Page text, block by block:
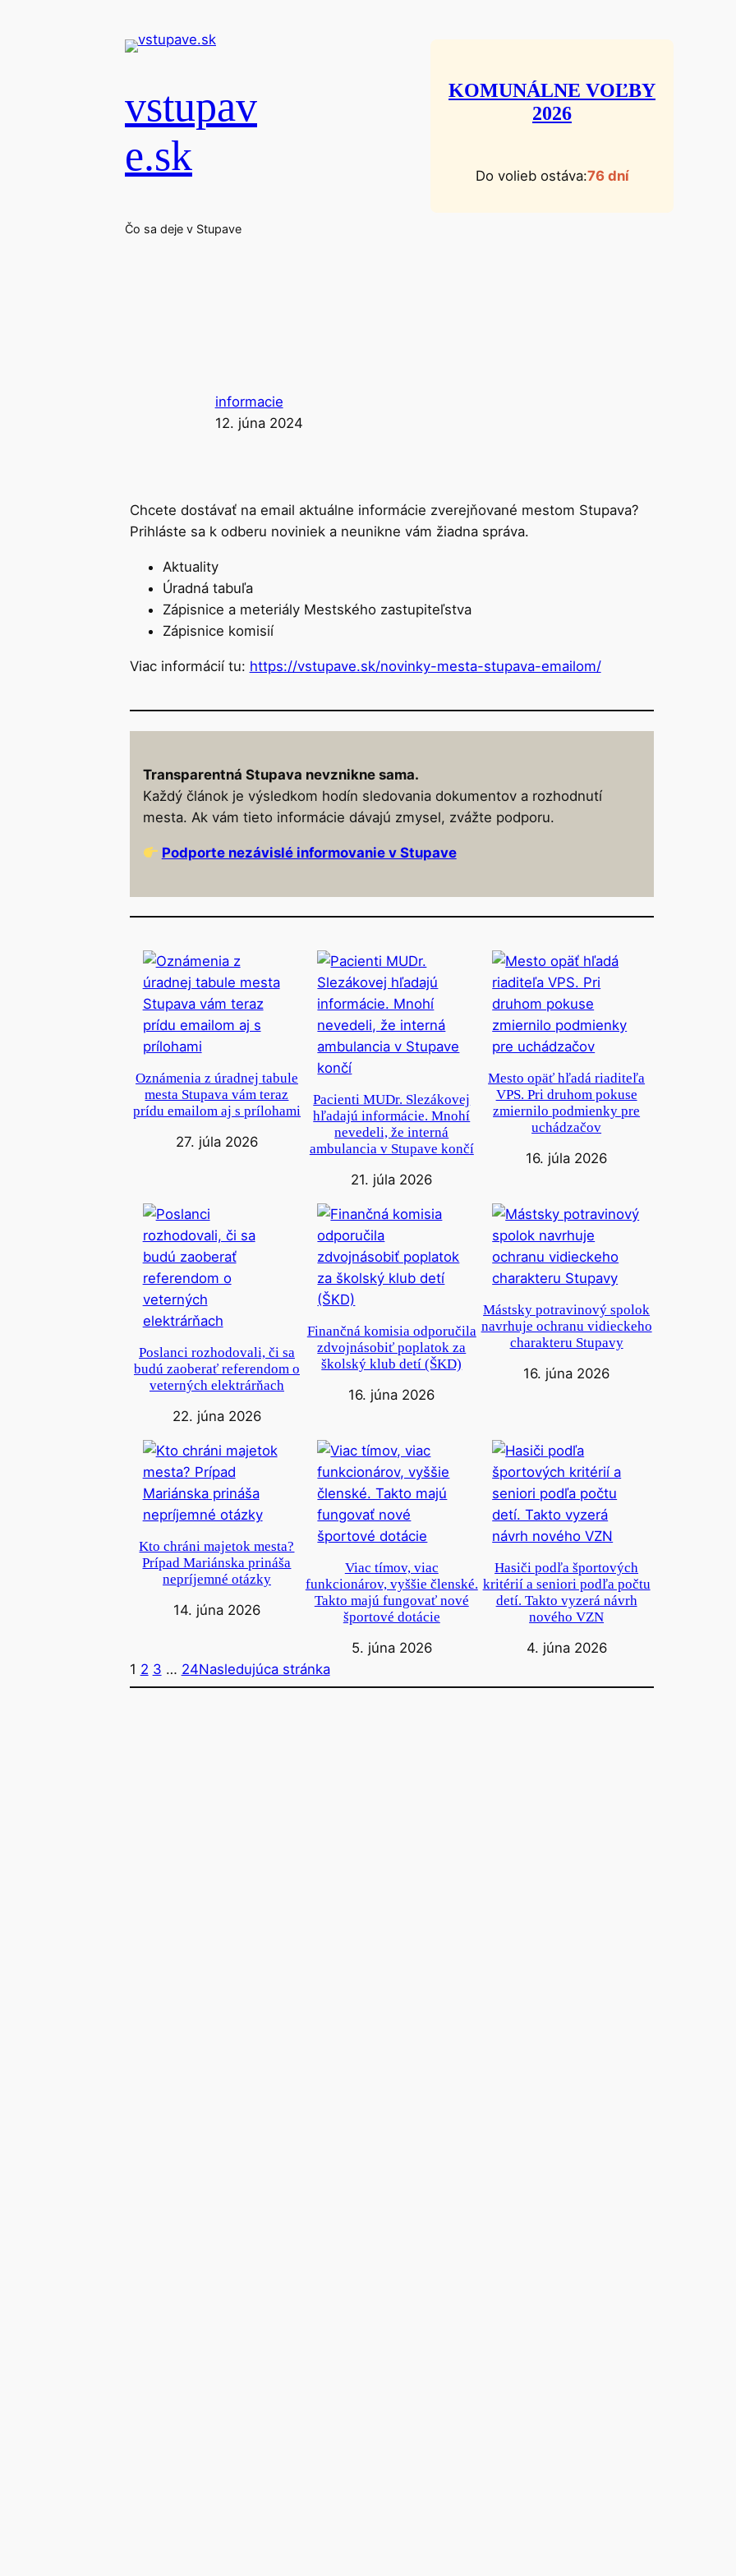
vstupav
e.sk
Čo sa deje v Stupave
KOMUNÁLNE VOĽBY
2026
Do volieb ostáva:76 dní
informacie
12. júna 2024
Chcete dostávať na email aktuálne informácie zverejňované mestom Stupava?
Prihláste sa k odberu noviniek a neunikne vám žiadna správa.
Aktuality
Úradná tabuľa
Zápisnice a meteriály Mestského zastupiteľstva
Zápisnice komisií
Viac informácií tu: https://vstupave.sk/novinky-mesta-stupava-emailom/
Transparentná Stupava nevznikne sama.
Každý článok je výsledkom hodín sledovania dokumentov a rozhodnutí
mesta. Ak vám tieto informácie dávajú zmysel, zvážte podporu.
Podporte nezávislé informovanie v Stupave
Oznámenia z úradnej tabule
mesta Stupava vám teraz
prídu emailom aj s prílohami
27. júla 2026
Pacienti MUDr. Slezákovej
hľadajú informácie. Mnohí
nevedeli, že interná
ambulancia v Stupave končí
21. júla 2026
Mesto opäť hľadá riaditeľa
VPS. Pri druhom pokuse
zmiernilo podmienky pre
uchádzačov
16. júla 2026
Poslanci rozhodovali, či sa
budú zaoberať referendom o
veterných elektrárňach
22. júna 2026
Finančná komisia odporučila
zdvojnásobiť poplatok za
školský klub detí (ŠKD)
16. júna 2026
Mástsky potravinový spolok
navrhuje ochranu vidieckeho
charakteru Stupavy
16. júna 2026
Kto chráni majetok mesta?
Prípad Mariánska prináša
nepríjemné otázky
14. júna 2026
Viac tímov, viac
funkcionárov, vyššie členské.
Takto majú fungovať nové
športové dotácie
5. júna 2026
Hasiči podľa športových
kritérií a seniori podľa počtu
detí. Takto vyzerá návrh
nového VZN
4. júna 2026
1 2 3 … 24Nasledujúca stránka